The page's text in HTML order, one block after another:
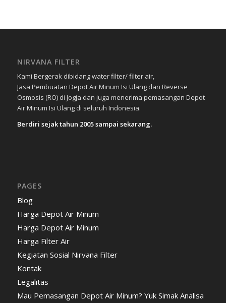
NIRVANA FILTER
Kami Bergerak dibidang water filter/ filter air,
Jasa Pembuatan Depot Air Minum Isi Ulang dan Reverse
Osmosis (RO) di Jogja dan juga menerima pemasangan Depot
Air Minum Isi Ulang di seluruh Indonesia.
Berdiri sejak tahun 2005 sampai sekarang.
PAGES
Blog
Harga Depot Air Minum
Harga Depot Air Minum
Harga Filter Air
Kegiatan Sosial Nirvana Filter
Kontak
Legalitas
Mau Pemasangan Depot Air Minum? Yuk Simak Analisa